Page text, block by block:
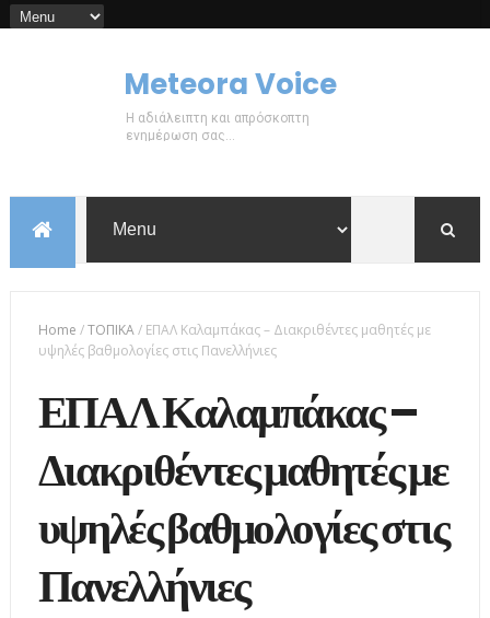
Meteora Voice
Η αδιάλειπτη και απρόσκοπτη
ενημέρωση σας...
Home /ΤΟΠΙΚΑ/ ΕΠΑΛ Καλαμπάκας – Διακριθέντες μαθητές με
υψηλές βαθμολογίες στις Πανελλήνιες
ΕΠΑΛ Καλαμπάκας –
Διακριθέντες μαθητές με
υψηλές βαθμολογίες στις
Πανελλήνιες